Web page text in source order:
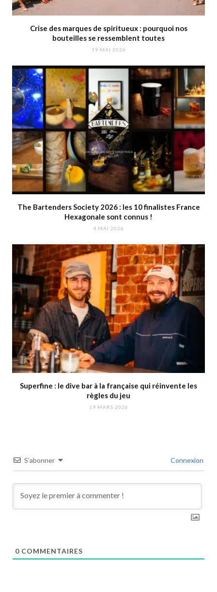
Crise des marques de spiritueux : pourquoi nos
bouteilles se ressemblent toutes
19 MAI 2026
The Bartenders Society 2026 : les 10 finalistes France
Hexagonale sont connus !
4 MAI 2026
Superfine : le dive bar à la française qui réinvente les
règles du jeu
19 MARS 2026
S’abonner Connexion
0 COMMENTAIRES